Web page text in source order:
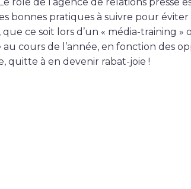
bonnes pratiques à suivre pour éviter
ce soit lors d’un « média-training »
cours de l’année, en fonction des
quitte à en devenir rabat-joie !